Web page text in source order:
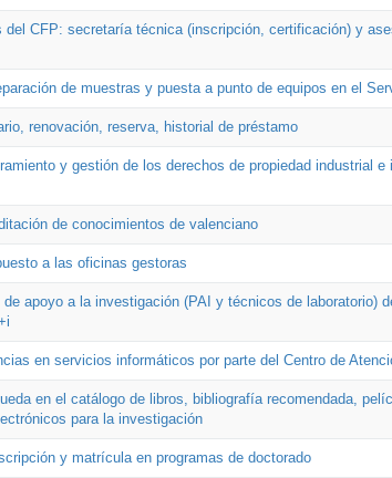
del CFP: secretaría técnica (inscripción, certificación) y
de muestras y puesta a punto de equipos en el
renovación, reserva, historial de préstamo
y gestión de los derechos de propiedad industrial
de conocimientos de valenciano
a las oficinas gestoras
de apoyo a la investigación (PAI y técnicos de laboratorio)
en servicios informáticos por parte del Centro de
en el catálogo de libros, bibliografía recomendada,
para la investigación
y matrícula en programas de doctorado